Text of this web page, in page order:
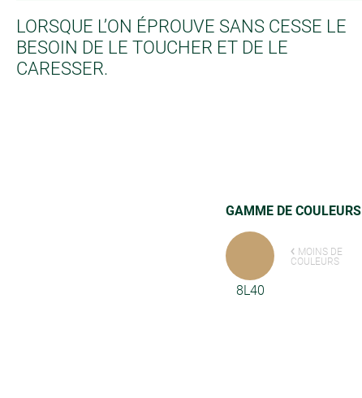
LORSQUE L’ON ÉPROUVE SANS CESSE LE
BESOIN DE LE TOUCHER ET DE LE
CARESSER.
GAMME DE COULEURS
8L40
MOINS DE
COULEURS